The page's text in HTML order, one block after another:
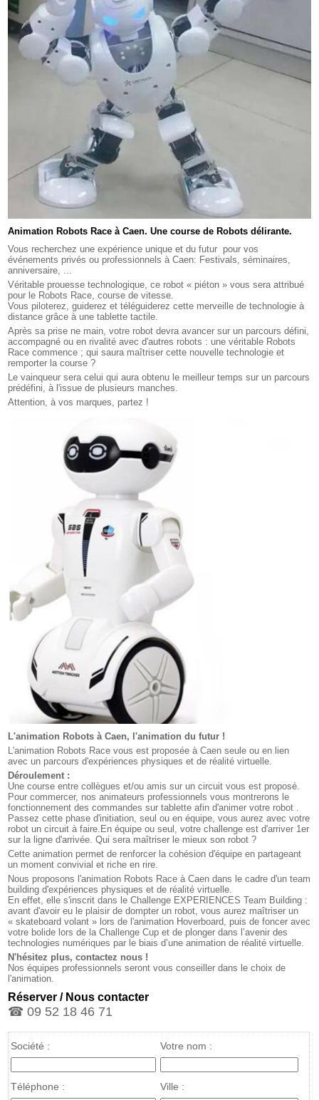
Animation Robots Race à Caen. Une course de Robots délirante.
Vous recherchez une expérience unique et du futur pour vos
événements privés ou professionnels à Caen: Festivals, séminaires,
anniversaire, ...
Véritable prouesse technologique, ce robot « piéton » vous sera attribué
pour le Robots Race, course de vitesse.
Vous piloterez, guiderez et téléguiderez cette merveille de technologie à
distance grâce à une tablette tactile.
Après sa prise ne main, votre robot devra avancer sur un parcours défini,
accompagné ou en rivalité avec d'autres robots : une véritable Robots
Race commence ; qui saura maîtriser cette nouvelle technologie et
remporter la course ?
Le vainqueur sera celui qui aura obtenu le meilleur temps sur un parcours
prédéfini, à l'issue de plusieurs manches.
Attention, à vos marques, partez !
L'animation Robots à Caen, l'animation du futur !
L'animation Robots Race vous est proposée à Caen seule ou en lien
avec un parcours d'expériences physiques et de réalité virtuelle.
Déroulement :
Une course entre collègues et/ou amis sur un circuit vous est proposé.
Pour commercer, nos animateurs professionnels vous montrerons le
fonctionnement des commandes sur tablette afin d'animer votre robot .
Passez cette phase d'initiation, seul ou en équipe, vous aurez avec votre
robot un circuit à faire.En équipe ou seul, votre challenge est d'arriver 1er
sur la ligne d'arrivée. Qui sera maîtriser le mieux son robot ?
Cette animation permet de renforcer la cohésion d'équipe en partageant
un moment convivial et riche en rire.
Nous proposons l'animation Robots Race à Caen dans le cadre d'un team
building d'expériences physiques et de réalité virtuelle.
En effet, elle s'inscrit dans le Challenge EXPERIENCES Team Building :
avant d'avoir eu le plaisir de dompter un robot, vous aurez maîtriser un
« skateboard volant » lors de l'animation Hoverboard, puis de foncer avec
votre bolide lors de la Challenge Cup et de plonger dans l’avenir des
technologies numériques par le biais d’une animation de réalité virtuelle.
N'hésitez plus, contactez nous !
Nos équipes professionnels seront vous conseiller dans le choix de
l'animation.
Réserver / Nous contacter
☎ 09 52 18 46 71
Société : Votre nom :
Téléphone : Ville :